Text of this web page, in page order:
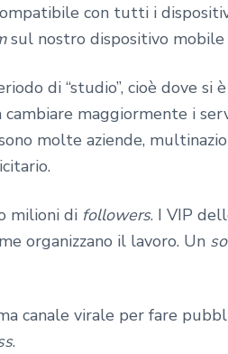
con tutti i
sul nostro dispositivo mobile
di “studio”, cioè dove
maggiormente i
molte aziende,
milioni di followers. I VIP
organizzano il lavoro. Un
canale virale per fare
.